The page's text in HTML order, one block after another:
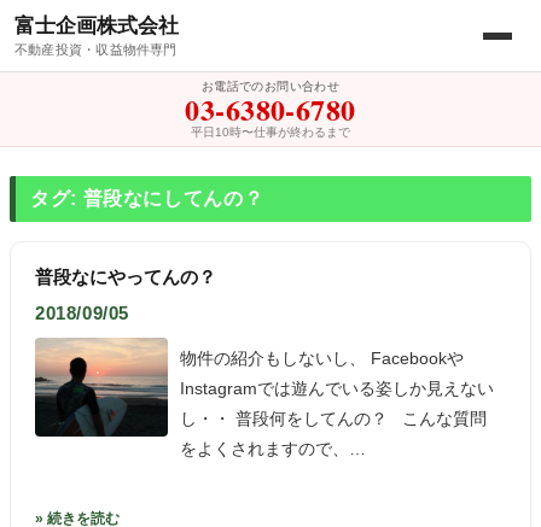
富士企画株式会社
不動産投資・収益物件専門
お電話でのお問い合わせ
03-6380-6780
平日10時〜仕事が終わるまで
タグ: 普段なにしてんの？
普段なにやってんの？
2018/09/05
物件の紹介もしないし、 Facebookや
Instagramでは遊んでいる姿しか見えない
し・・ 普段何をしてんの？ こんな質問
をよくされますので、…
» 続きを読む